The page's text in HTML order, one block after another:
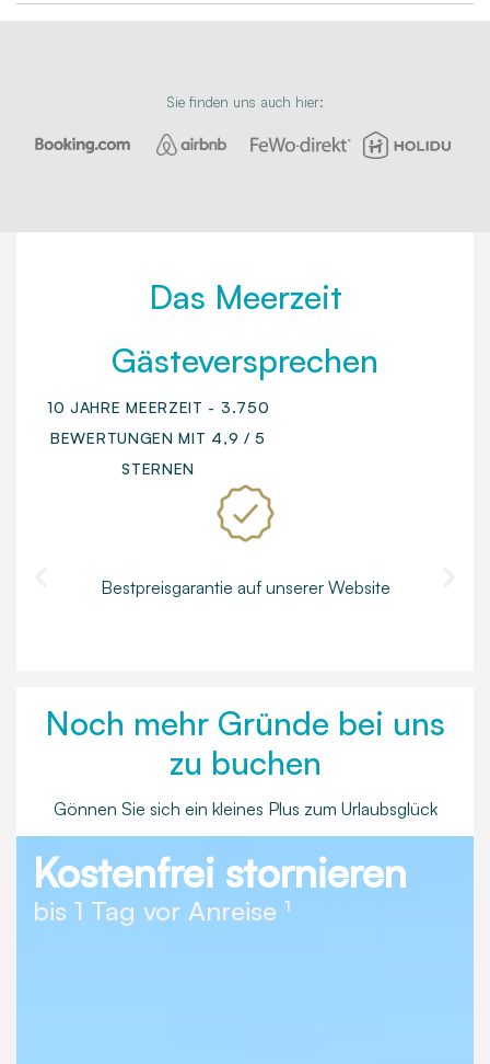
Sie finden uns auch hier:
Das Meerzeit
Gästeversprechen
10 JAHRE MEERZEIT - 3.750
BEWERTUNGEN MIT 4,9 / 5
STERNEN
Bestpreisgarantie auf unserer Website
Noch mehr Gründe bei uns
zu buchen
Gönnen Sie sich ein kleines Plus zum Urlaubsglück
Kostenfrei stornieren
bis 1 Tag vor Anreise ¹